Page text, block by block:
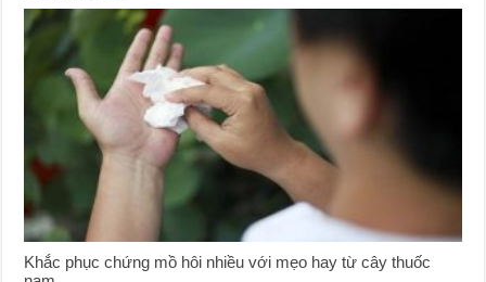
Khắc phục chứng mồ hôi nhiều với mẹo hay từ cây thuốc